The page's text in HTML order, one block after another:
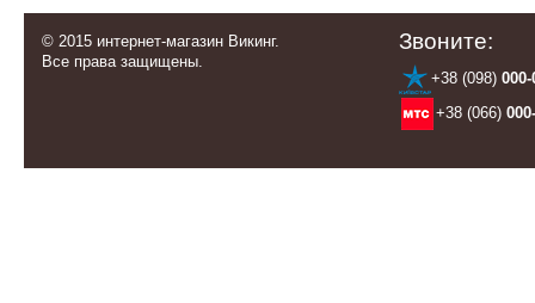
© 2015 интернет-магазин Викинг.
Все права защищены.
Звоните:
+38 (098) 000-
+38 (066)